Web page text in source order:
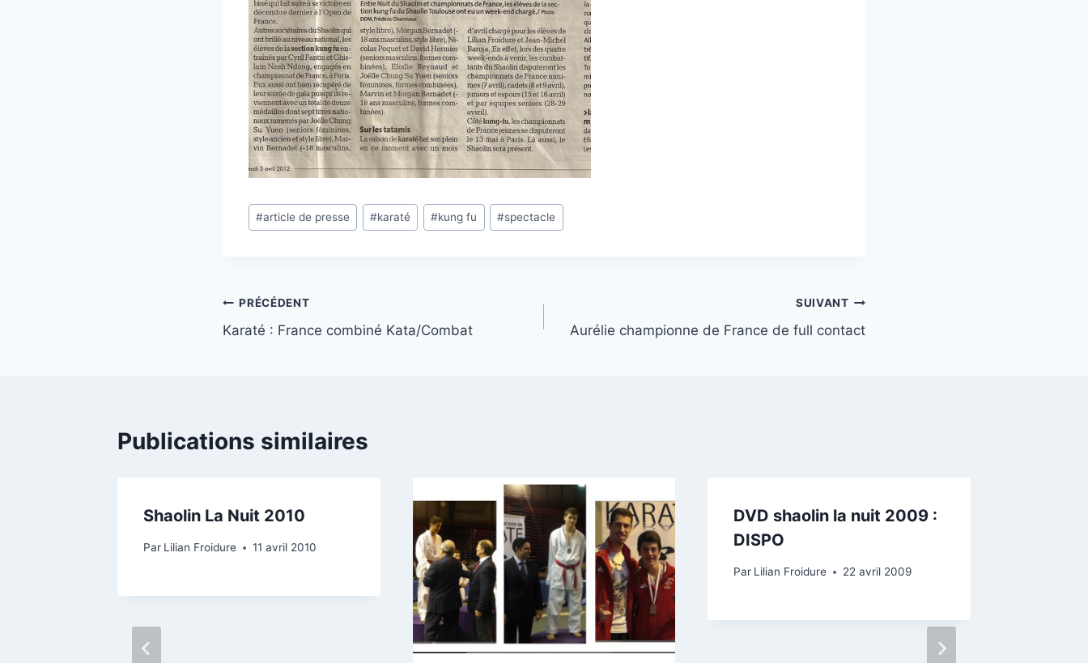
Étiquettes
de
#article de presse #karaté #kung fu #spectacle
Navigation
de
PRÉCÉDENT
Karaté : France combiné Kata/Combat
SUIVANT
Aurélie championne de France de full contact
Publications similaires
Shaolin La Nuit 2010
Par Lilian Froidure 11 avril 2010
DVD shaolin la nuit 2009 :
DISPO
Par Lilian Froidure 22 avril 2009